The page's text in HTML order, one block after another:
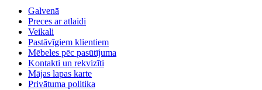
Galvenā
Preces ar atlaidi
Veikali
Pastāvīgiem klientiem
Mēbeles pēc pasūtījuma
Kontakti un rekvizīti
Mājas lapas karte
Privātuma politika